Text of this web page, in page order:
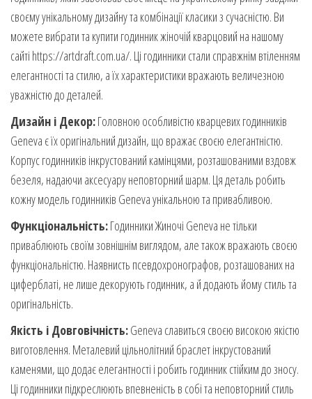
своєму унікальному дизайну та комбінації класики з сучасністю. Ви
можете вибрати та купити годинник жіночій кварцовий на нашому
сайті https://artdraft.com.ua/. Ці годинники стали справжнім втіленням
елегантності та стилю, а їх характеристики вражають величезною
уважністю до деталей.
Дизайн і Декор:Головною особливістю кварцевих годинників
Geneva є їх оригінальний дизайн, що вражає своєю елегантністю.
Корпус годинників інкрустований камінцями, розташованими вздовж
безеля, надаючи аксесуару неповторний шарм. Ця деталь робить
кожну модель годинників Geneva унікальною та привабливою.
Функціональність:Годинники Жиночі Geneva не тільки
приваблюють своїм зовнішнім виглядом, але також вражають своєю
функціональністю. Наявнисть псевдохронографов, розташованих на
циферблаті, не лише декорують годинник, а й додають йому стиль та
оригінальність.
Якість і Довговічність:Geneva славиться своєю високою якістю
виготовлення. Металевий цільнолітний браслет інкрустований
каменями, що додає елегантності і робить годинник стійким до зносу.
Ці годинники підкреслюють впевненість в собі та неповторний стиль